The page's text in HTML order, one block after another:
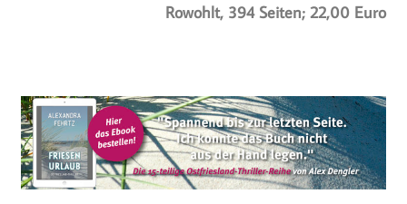
Rowohlt, 394 Seiten; 22,00 Euro